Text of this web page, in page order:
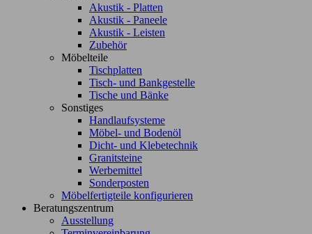
Akustik - Platten
Akustik - Paneele
Akustik - Leisten
Zubehör
Möbelteile
Tischplatten
Tisch- und Bankgestelle
Tische und Bänke
Sonstiges
Handlaufsysteme
Möbel- und Bodenöl
Dicht- und Klebetechnik
Granitsteine
Werbemittel
Sonderposten
Möbelfertigteile konfigurieren
Beratungszentrum
Ausstellung